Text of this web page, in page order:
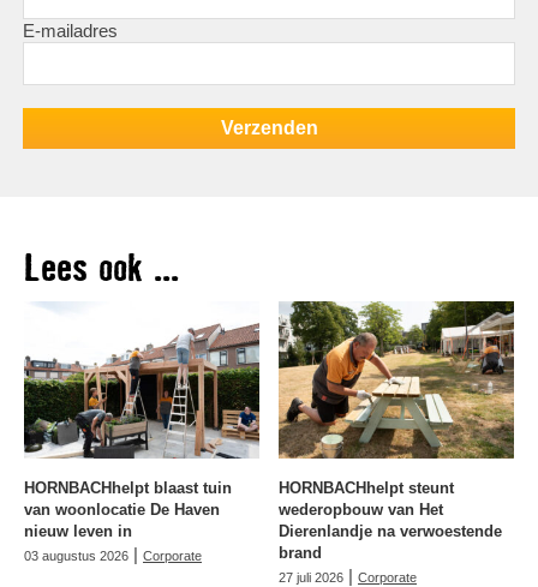
E-mailadres
Lees ook ...
HORNBACHhelpt blaast tuin
van woonlocatie De Haven
nieuw leven in
03 augustus 2026 | Corporate
HORNBACHhelpt steunt
wederopbouw van Het
Dierenlandje na verwoestende
brand
27 juli 2026 | Corporate